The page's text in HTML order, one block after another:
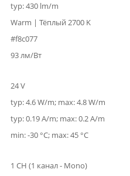
typ: 430 lm/m
Warm | Тёплый 2700 K
#f8c077
93 лм/Вт
24 V
typ: 4.6 W/m; max: 4.8 W/m
typ: 0.19 A/m; max: 0.2 A/m
min: -30 °C; max: 45 °C
1 CH (1 канал - Mono)